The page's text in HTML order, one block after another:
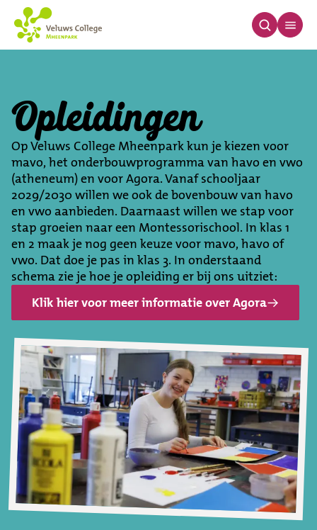
Opleidingen
Opleidingen
Op Veluws College Mheenpark kun je kiezen voor
mavo, het onderbouwprogramma van havo en vwo
(atheneum) en voor Agora. Vanaf schooljaar
2029/2030 willen we ook de bovenbouw van havo
en vwo aanbieden. Daarnaast willen we stap voor
stap groeien naar een Montessorischool. In klas 1
en 2 maak je nog geen keuze voor mavo, havo of
vwo. Dat doe je pas in klas 3. In onderstaand
schema zie je hoe je opleiding er bij ons uitziet:
Klik hier voor meer informatie over Agora